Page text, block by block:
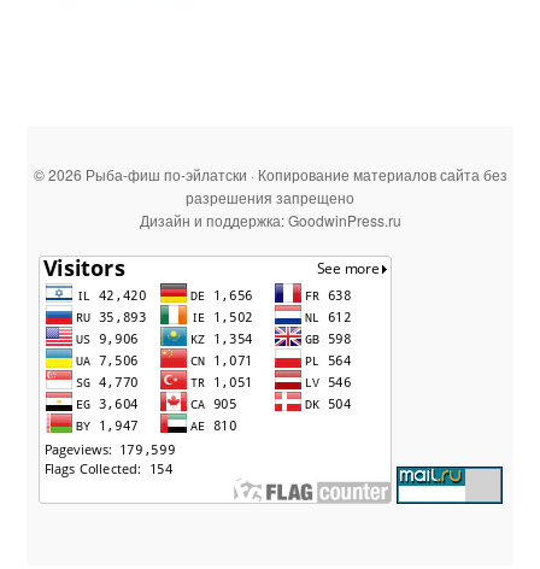
© 2026 Рыба-фиш по-эйлатски · Копирование материалов сайта без
разрешения запрещено
Дизайн и поддержка: GoodwinPress.ru